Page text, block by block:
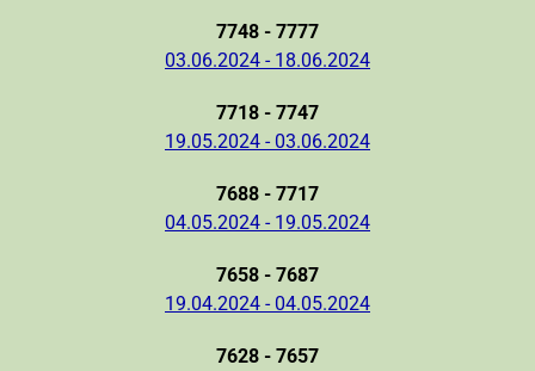
7748 - 7777
03.06.2024 - 18.06.2024
7718 - 7747
19.05.2024 - 03.06.2024
7688 - 7717
04.05.2024 - 19.05.2024
7658 - 7687
19.04.2024 - 04.05.2024
7628 - 7657